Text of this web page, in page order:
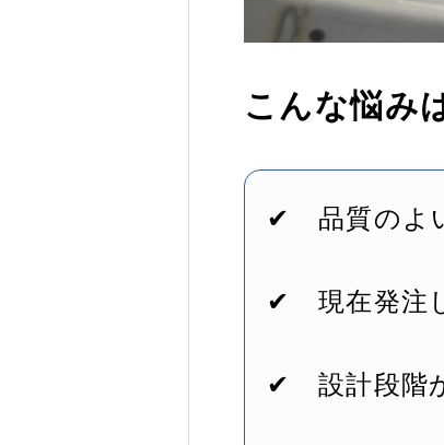
こんな悩み
✔ 品質のよ
✔ 現在発注
✔ 設計段階